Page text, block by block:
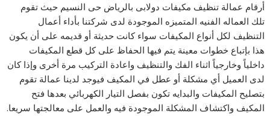
أرقام عمالة تنظيف مكيفات دولابى بالرياض حى النسيم حيث تقوم
تلك العماله الفنيه المتميزه الموجودة لدى شركتنا بأداء أعمال
التنظيف لكل أنواع المكيفات سواء كانت حديثة أو قديمه على أن يكون
هذا بإتباع خطوات معينة يتم فيها الحفاظ على كل قطع المكيفات
داخلياً وخارجياً اثناء الفك والتنظيف واعادة التركيب مرة أخرى وإذا كان
لدى العميل أي مشكلة أو عطل في المكيف فيوجد لدينا عمالة تقوم
بتصليح المكيفات والبدايه تكون بفصل التيار الكهربائي بعدها فتح
المكيف واكتشاف المشكلة الموجودة فيه والعمل على معالجتها سريعا.